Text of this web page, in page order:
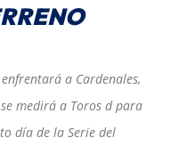
a Cardenales,
medirá a Toros d para
día de la Serie del